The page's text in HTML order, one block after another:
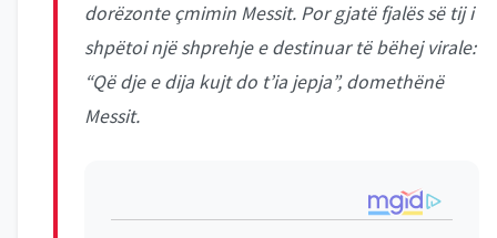
dorëzonte çmimin Messit. Por gjatë fjalës së tij i
shpëtoi një shprehje e destinuar të bëhej virale:
“Që dje e dija kujt do t’ia jepja”, domethënë
Messit.